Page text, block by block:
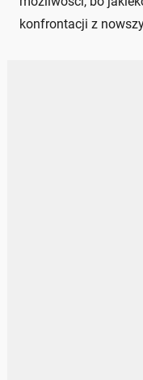
konfrontacji z